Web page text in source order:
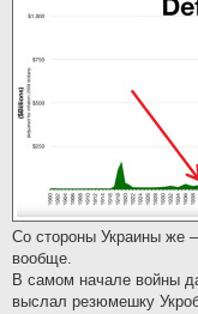
Со стороны Украины же –
вообще.
В самом начале войны
выслал резюмешку